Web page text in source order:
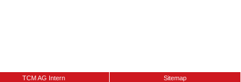
TCM AG Intern Sitemap